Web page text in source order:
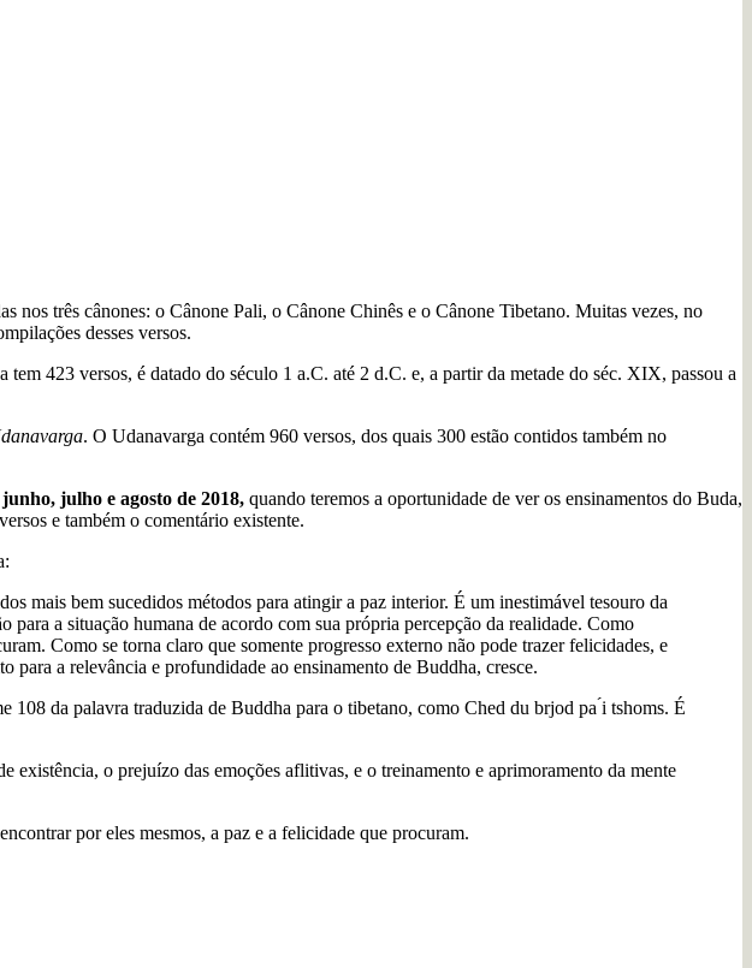
nos três cânones: o Cânone Pali, o Cânone Chinês e o Cânone Tibetano. Muitas vezes, no
desses versos.
tem 423 versos, é datado do século 1 a.C. até 2 d.C. e, a partir da metade do séc. XIX, passou a
. O Udanavarga contém 960 versos, dos quais 300 estão contidos também no
junho, julho e agosto de 2018, quando teremos a oportunidade de ver os ensinamentos do Buda,
e também o comentário existente.
mais bem sucedidos métodos para atingir a paz interior. É um inestimável tesouro da
a situação humana de acordo com sua própria percepção da realidade. Como
Como se torna claro que somente progresso externo não pode trazer felicidades, e
para a relevância e profundidade ao ensinamento de Buddha, cresce.
da palavra traduzida de Buddha para o tibetano, como Ched du brjod pa ́i tshoms. É
o prejuízo das emoções aflitivas, e o treinamento e aprimoramento da mente
por eles mesmos, a paz e a felicidade que procuram.